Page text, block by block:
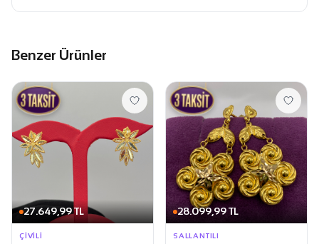
Benzer Ürünler
27.649,99 TL
ÇIVILI
28.099,99 TL
SALLANTILI